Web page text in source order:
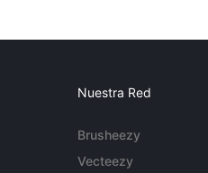
Nuestra Red
Brusheezy
Vecteezy